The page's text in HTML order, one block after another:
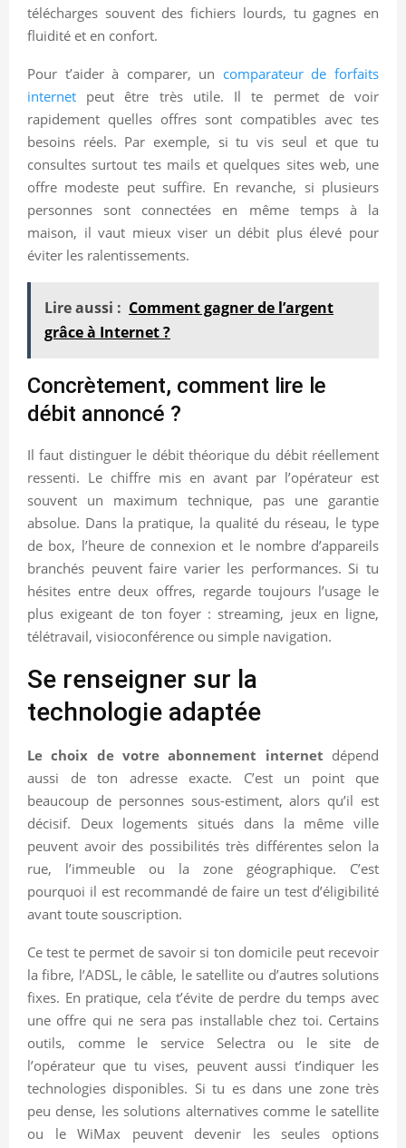
télécharges souvent des fichiers lourds, tu gagnes en
fluidité et en confort.
Pour t’aider à comparer, un comparateur de forfaits
internet peut être très utile. Il te permet de voir
rapidement quelles offres sont compatibles avec tes
besoins réels. Par exemple, si tu vis seul et que tu
consultes surtout tes mails et quelques sites web, une
offre modeste peut suffire. En revanche, si plusieurs
personnes sont connectées en même temps à la
maison, il vaut mieux viser un débit plus élevé pour
éviter les ralentissements.
Lire aussi : Comment gagner de l’argent
grâce à Internet ?
Concrètement, comment lire le
débit annoncé ?
Il faut distinguer le débit théorique du débit réellement
ressenti. Le chiffre mis en avant par l’opérateur est
souvent un maximum technique, pas une garantie
absolue. Dans la pratique, la qualité du réseau, le type
de box, l’heure de connexion et le nombre d’appareils
branchés peuvent faire varier les performances. Si tu
hésites entre deux offres, regarde toujours l’usage le
plus exigeant de ton foyer : streaming, jeux en ligne,
télétravail, visioconférence ou simple navigation.
Se renseigner sur la
technologie adaptée
Le choix de votre abonnement internet dépend
aussi de ton adresse exacte. C’est un point que
beaucoup de personnes sous-estiment, alors qu’il est
décisif. Deux logements situés dans la même ville
peuvent avoir des possibilités très différentes selon la
rue, l’immeuble ou la zone géographique. C’est
pourquoi il est recommandé de faire un test d’éligibilité
avant toute souscription.
Ce test te permet de savoir si ton domicile peut recevoir
la fibre, l’ADSL, le câble, le satellite ou d’autres solutions
fixes. En pratique, cela t’évite de perdre du temps avec
une offre qui ne sera pas installable chez toi. Certains
outils, comme le service Selectra ou le site de
l’opérateur que tu vises, peuvent aussi t’indiquer les
technologies disponibles. Si tu es dans une zone très
peu dense, les solutions alternatives comme le satellite
ou le WiMax peuvent devenir les seules options